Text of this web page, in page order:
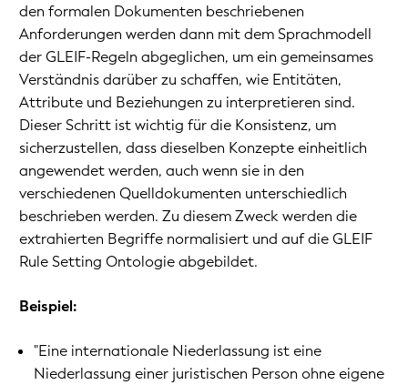
den formalen Dokumenten beschriebenen
Anforderungen werden dann mit dem Sprachmodell
der GLEIF-Regeln abgeglichen, um ein gemeinsames
Verständnis darüber zu schaffen, wie Entitäten,
Attribute und Beziehungen zu interpretieren sind.
Dieser Schritt ist wichtig für die Konsistenz, um
sicherzustellen, dass dieselben Konzepte einheitlich
angewendet werden, auch wenn sie in den
verschiedenen Quelldokumenten unterschiedlich
beschrieben werden. Zu diesem Zweck werden die
extrahierten Begriffe normalisiert und auf die GLEIF
Rule Setting Ontologie abgebildet.
Beispiel:
"Eine internationale Niederlassung ist eine
Niederlassung einer juristischen Person ohne eigene